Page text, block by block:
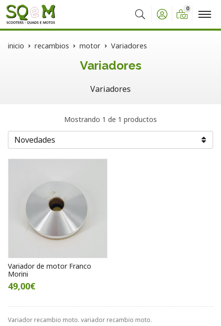
Buscar
0
inicio recambios motor Variadores
Variadores
Variadores
Variador recambio moto. variador recambio moto.
Mostrando 1 de 1 productos
Variador de motor Franco
Morini
49,00€